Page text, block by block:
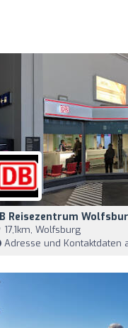
Reisezentrum
17,1km, Wolfsburg
Adresse und Kontaktdaten